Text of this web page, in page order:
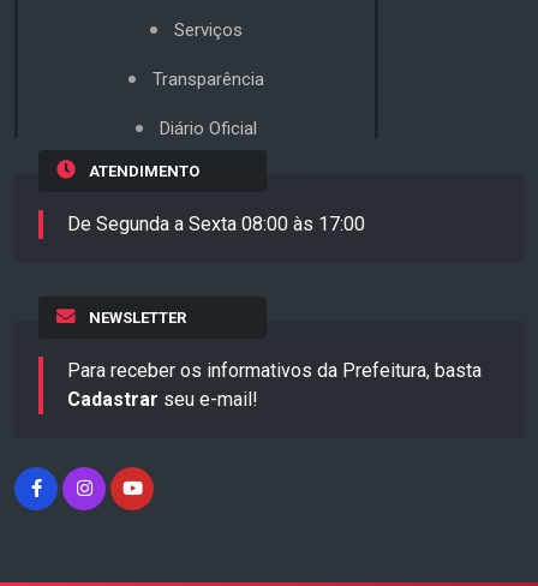
Serviços
Transparência
Diário Oficial
ATENDIMENTO
De Segunda a Sexta 08:00 às 17:00
NEWSLETTER
Para receber os informativos da Prefeitura, basta
Cadastrar seu e-mail!